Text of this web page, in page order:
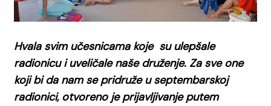
Hvala svim učesnicama koje su ulepšale
radionicu i uveličale naše druženje. Za sve one
koji bi da nam se pridruže u septembarskoj
radionici, otvoreno je prijavljivanje putem